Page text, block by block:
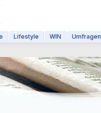
Lifestyle WIN Umfragen